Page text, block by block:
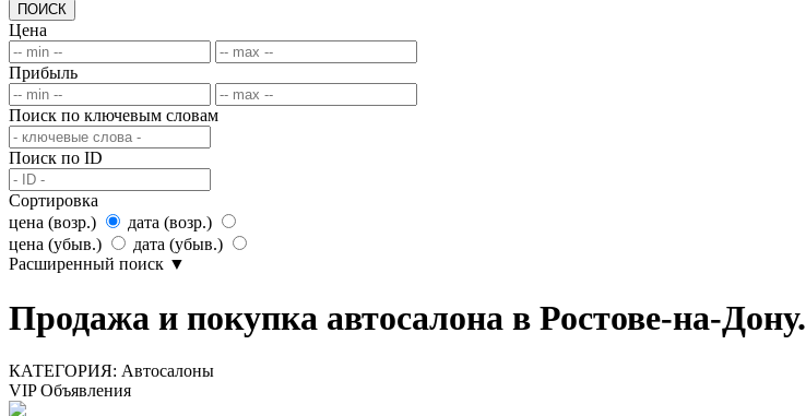
ПОИСК
Цена
Прибыль
Поиск по ключевым словам
Поиск по ID
Сортировка
цена (возр.)
дата (возр.)
цена (убыв.)
дата (убыв.)
Расширенный поиск ▼
Продажа и покупка автосалона в Ростове-на-Дону.
КАТЕГОРИЯ: Автосалоны
VIP Объявления